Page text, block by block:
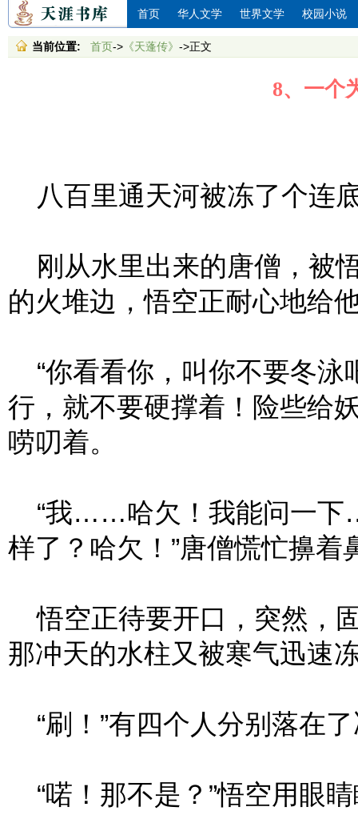
首页 华人文学 世界文学 校园小说
当前位置: 首页-> 《天蓬传》 ->正文
8、一个
八百里通天河被冻了个连
刚从水里出来的唐僧，被
的火堆边，悟空正耐心地给
“你看看你，叫你不要冬泳
行，就不要硬撑着！险些给
唠叨着。
“我……哈欠！我能问一
样了？哈欠！”唐僧慌忙擤着
悟空正待要开口，突然，
那冲天的水柱又被寒气迅速
“刷！”有四个人分别落在
“喏！那不是？”悟空用眼